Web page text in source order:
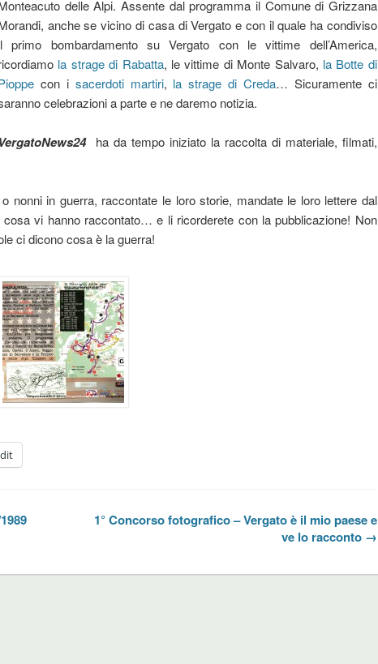
delle Alpi. Assente dal programma il Comune di Grizzana
anche se vicino di casa di Vergato e con il quale ha condiviso
primo bombardamento su Vergato con le vittime dell’America,
la strage di Rabatta, le vittime di Monte Salvaro, la Botte di
con i sacerdoti martiri, la strage di Creda… Sicuramente ci
celebrazioni a parte e ne daremo notizia.
VergatoNews24ha da tempo iniziato la raccolta di materiale, filmati,
nonni in guerra, raccontate le loro storie, mandate le loro lettere dal
vi hanno raccontato… e li ricorderete con la pubblicazione! Non
ci dicono cosa è la guerra!
1° Concorso fotografico – Vergato è il mio paese e
ve lo racconto →